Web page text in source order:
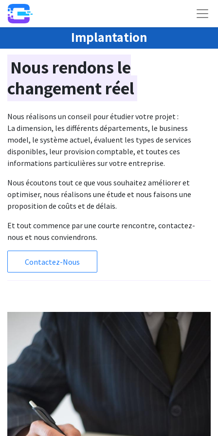
Implantation
Nous rendons le
changement réel
Nous réalisons un conseil pour étudier votre projet :
La dimension, les différents départements, le business
model, le système actuel, évaluent les types de services
disponibles, leur provision comptable, et toutes ces
informations particulières sur votre entreprise.
Nous écoutons tout ce que vous souhaitez améliorer et
optimiser, nous réalisons une étude et nous faisons une
proposition de coûts et de délais.
Et tout commence par une courte rencontre, contactez-
nous et nous conviendrons.
Contactez-Nous